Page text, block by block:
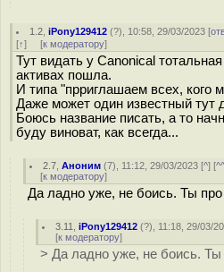
1.2 ,iPony129412 (?), 10:58, 29/03/2023 [
[↑] [к модератору]
Тут видать у Canonical
активах пошла.
И типа "прриглашаем всех, кого
Даже может один известный тут
Боюсь название писать, а то
буду виноват, как всегда...
2.7 ,Аноним (7), 11:12, 29/03/2023 [^] [
[к модератору]
Да ладно уже, не боись. Ты
3.11 ,iPony129412 (?), 11:18, 29/03/
[к модератору]
> Да ладно уже, не боись.